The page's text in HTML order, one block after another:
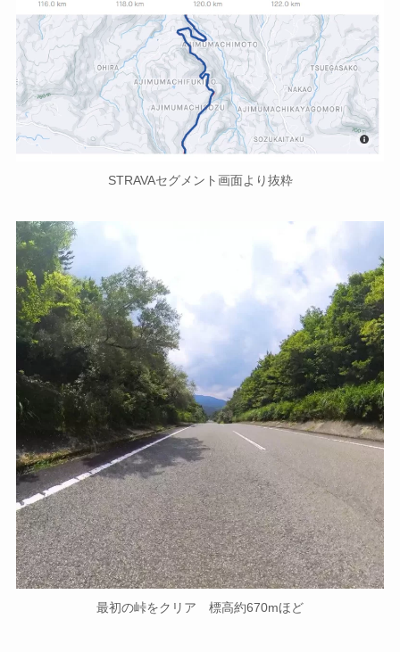
STRAVAセグメント画面より抜粋
最初の峠をクリア 標高約670mほど